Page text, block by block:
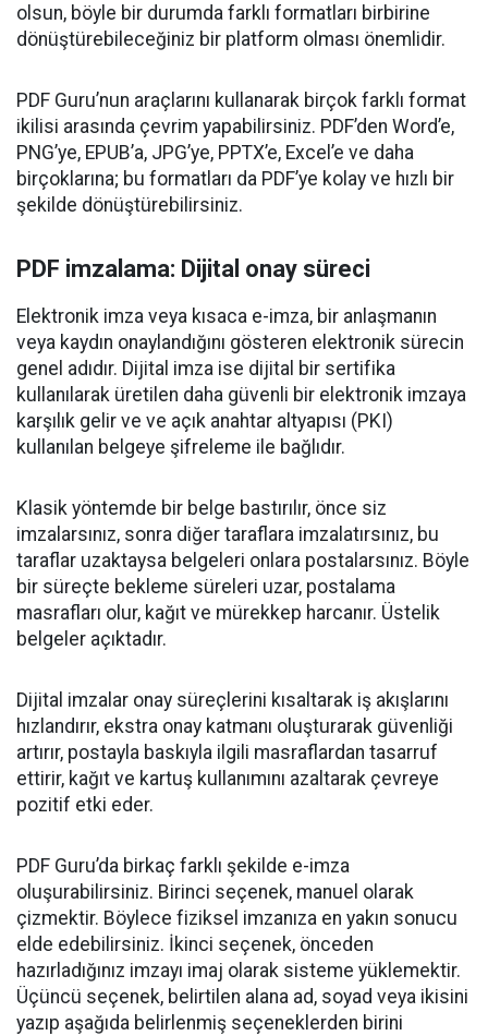
olsun, böyle bir durumda farklı formatları birbirine
dönüştürebileceğiniz bir platform olması önemlidir.
PDF Guru’nun araçlarını kullanarak birçok farklı format
ikilisi arasında çevrim yapabilirsiniz. PDF’den Word’e,
PNG’ye, EPUB’a, JPG’ye, PPTX’e, Excel’e ve daha
birçoklarına; bu formatları da PDF’ye kolay ve hızlı bir
şekilde dönüştürebilirsiniz.
PDF imzalama: Dijital onay süreci
Elektronik imza veya kısaca e-imza, bir anlaşmanın
veya kaydın onaylandığını gösteren elektronik sürecin
genel adıdır. Dijital imza ise dijital bir sertifika
kullanılarak üretilen daha güvenli bir elektronik imzaya
karşılık gelir ve ve açık anahtar altyapısı (PKI)
kullanılan belgeye şifreleme ile bağlıdır.
Klasik yöntemde bir belge bastırılır, önce siz
imzalarsınız, sonra diğer taraflara imzalatırsınız, bu
taraflar uzaktaysa belgeleri onlara postalarsınız. Böyle
bir süreçte bekleme süreleri uzar, postalama
masrafları olur, kağıt ve mürekkep harcanır. Üstelik
belgeler açıktadır.
Dijital imzalar onay süreçlerini kısaltarak iş akışlarını
hızlandırır, ekstra onay katmanı oluşturarak güvenliği
artırır, postayla baskıyla ilgili masraflardan tasarruf
ettirir, kağıt ve kartuş kullanımını azaltarak çevreye
pozitif etki eder.
PDF Guru’da birkaç farklı şekilde e-imza
oluşurabilirsiniz. Birinci seçenek, manuel olarak
çizmektir. Böylece fiziksel imzanıza en yakın sonucu
elde edebilirsiniz. İkinci seçenek, önceden
hazırladığınız imzayı imaj olarak sisteme yüklemektir.
Üçüncü seçenek, belirtilen alana ad, soyad veya ikisini
yazıp aşağıda belirlenmiş seçeneklerden birini